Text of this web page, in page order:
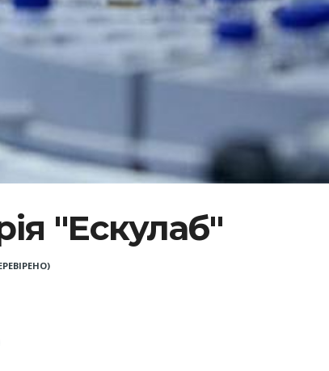
"Ескулаб"